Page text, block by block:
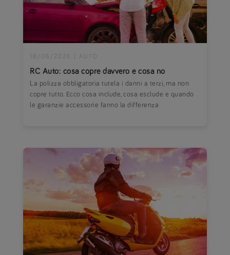
RC Auto: cosa copre davvero e cosa no
18/06/2026 AUTO
La polizza obbligatoria tutela i danni a terzi, ma non
copre tutto. Ecco cosa include, cosa esclude e quando
le garanzie accessorie fanno la differenza